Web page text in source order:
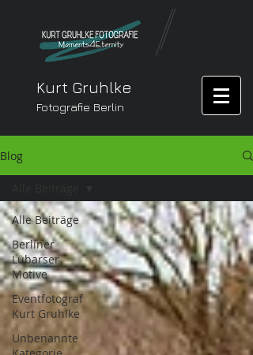
Kurt Gruhlke
Fotografie Berlin
Blog
Alle Beiträge
Berliner
Lübarser
Motive
Eventfotograf
Kurt Gruhlke
Unbenannte